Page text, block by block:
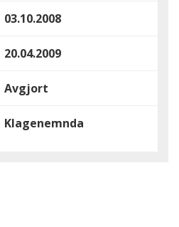
03.10.2008
20.04.2009
Avgjort
Klagenemnda